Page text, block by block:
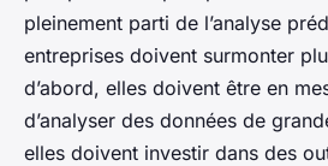
pleinement parti de l’analyse
entreprises doivent surmonter
d’abord, elles doivent être en
d’analyser des données de
elles doivent investir dans des